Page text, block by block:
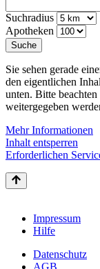
Suchradius
Apotheken
Sie sehen gerade
den eigentlichen
unten. Bitte
weitergegeben
Mehr Informationen
Inhalt entsperren
Erforderlichen
Impressum
Hilfe
Datenschutz